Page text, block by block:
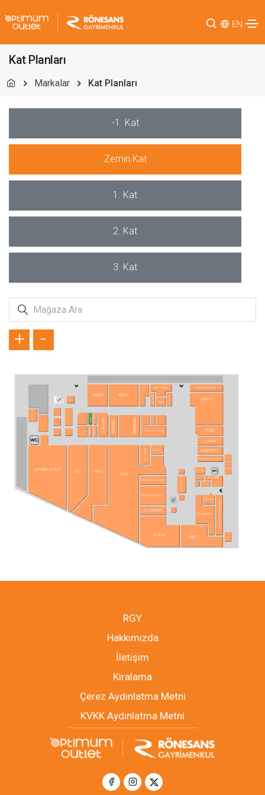
EN
Kat Planları
Markalar Kat Planları
-1. Kat
Zemin Kat
1. Kat
2. Kat
3. Kat
ALTINYILDIZ CLASSICS
ARABİCA COFFEE HOUSE
ATASAY
ATASUN OPTİK
BEKO
BEYMEN BUSINESS
BLUE DIAMOND
BOYNER OUTLET
DS DAMAT
ECZANE
FLO
FLORMAR
GUESS
ING BANK
İPEKYOL & TWIST
KAHVE DÜNYASI
KOÇAK GOLD
KOTON
KVK STORE
LCW
LUFIAN
MADO
MAVİ
NETWORK PENTİ
SAMSUNG MOBILE
SİMİTÇİ DÜNYASI
SKECHERS
STARBUCKS
SUWEN
TERGAN
TOMMY HILFIGER
TÖMBEKİ
TURKCELL
VAKKO
VODAFONE
YVES ROCHER
ZÜMRÜT GOLD
TÜRK TELEKOM
JIMMY KEY
OTTICO OPTİK LENS
+ -
RGY
Hakkımızda
İletişim
Kiralama
Çerez Aydınlatma Metni
KVKK Aydınlatma Metni